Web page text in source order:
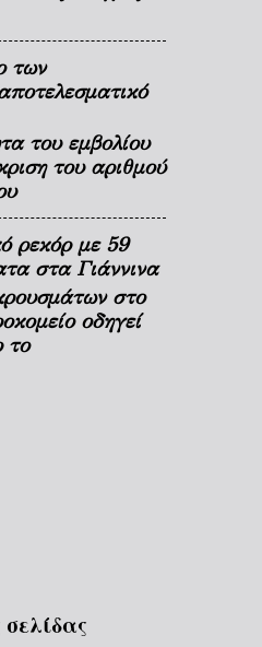
των
του εμβολίου
του αριθμού
ρεκόρ με 59
στα Γιάννινα
στο
οδηγεί
το